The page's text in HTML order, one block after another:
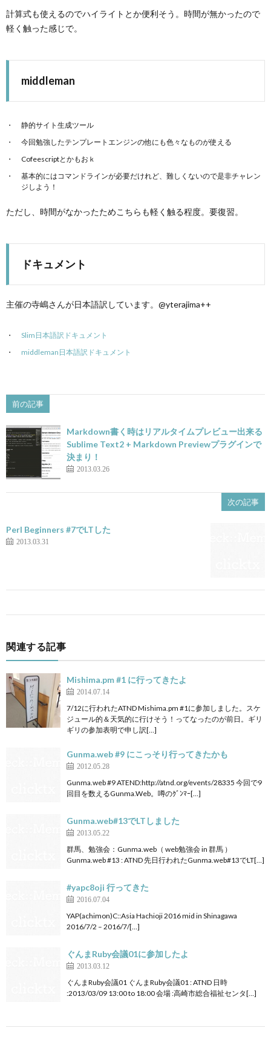
計算式も使えるのでハイライトとか便利そう。時間が無かったので
軽く触った感じで。
middleman
静的サイト生成ツール
今回勉強したテンプレートエンジンの他にも色々なものが使える
Cofeescriptとかもおｋ
基本的にはコマンドラインが必要だけれど、難しくないので是非チャレン
ジしよう！
ただし、時間がなかったためこちらも軽く触る程度。要復習。
ドキュメント
主催の寺嶋さんが日本語訳しています。@yterajima++
Slim日本語訳ドキュメント
middleman日本語訳ドキュメント
前の記事
Markdown書く時はリアルタイムプレビュー出来る
Sublime Text2 + Markdown Previewプラグインで
決まり！
2013.03.26
次の記事
Perl Beginners #7でLTした
2013.03.31
関連する記事
Mishima.pm #1 に行ってきたよ
2014.07.14
7/12に行われたATND Mishima.pm #1に参加しました。スケ
ジュール的＆天気的に行けそう！ってなったのが前日。ギリ
ギリの参加表明で申し訳[…]
Gunma.web #9 にこっそり行ってきたかも
2012.05.28
Gunma.web #9 ATEND:http://atnd.org/events/28335 今回で9
回目を数えるGunma.Web。噂のｸﾞﾝﾏｰ[…]
Gunma.web#13でLTしました
2013.05.22
群馬、勉強会：Gunma.web（ web勉強会 in 群馬 ）
Gunma.web #13 : ATND 先日行われたGunma.web#13でLT[…]
#yapc8oji 行ってきた
2016.07.04
YAP(achimon)C::Asia Hachioji 2016 mid in Shinagawa
2016/7/2 – 2016/7/[…]
ぐんまRuby会議01に参加したよ
2013.03.12
ぐんまRuby会議01 ぐんまRuby会議01 : ATND 日時
:2013/03/09 13:00 to 18:00 会場 :高崎市総合福祉センタ[…]